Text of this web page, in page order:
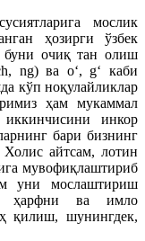
мослик
ҳозирги ўзбек
буни очиқ тан олиш
ng) ва o‘, g‘ каби
кўп ноқулайликлар
ҳам мукаммал
инкор
бари бизнинг
Холис айтсам, лотин
мувофиқлаштириб
уни мослаштириш
ҳарфни ва имло
қилиш, шунингдек,